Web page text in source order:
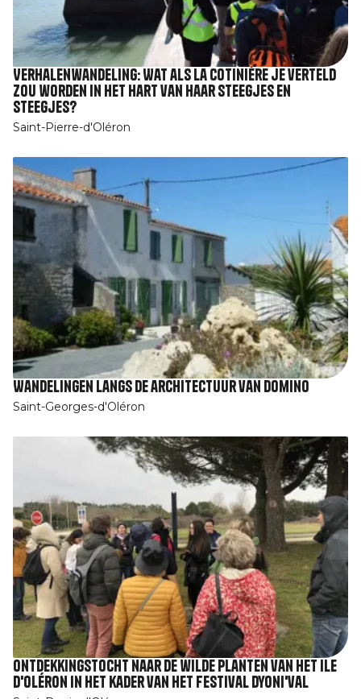
Verhalenwandeling: Wat als La Cotinière je verteld
zou worden in het hart van haar steegjes en
steegjes?
Saint-Pierre-d'Oléron
Wandelingen langs de architectuur van Domino
Saint-Georges-d'Oléron
Ontdekkingstocht naar de wilde planten van het Ile
d'Oléron in het kader van het festival Dyoni'val